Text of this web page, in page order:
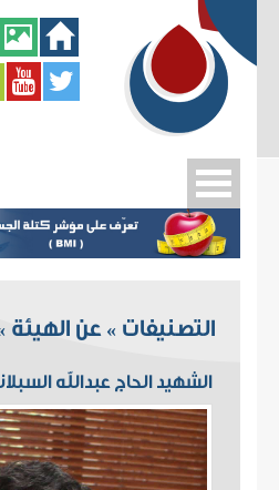
التصنيفات » عن الهيئة
الشهيد الحاج عبدالله